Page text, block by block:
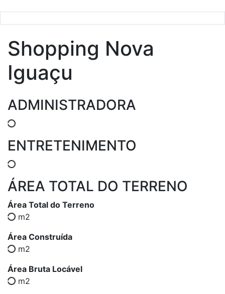
Shopping Nova
Iguaçu
ADMINISTRADORA
ENTRETENIMENTO
ÁREA TOTAL DO TERRENO
Área Total do Terreno
m2
Área Construída
m2
Área Bruta Locável
m2